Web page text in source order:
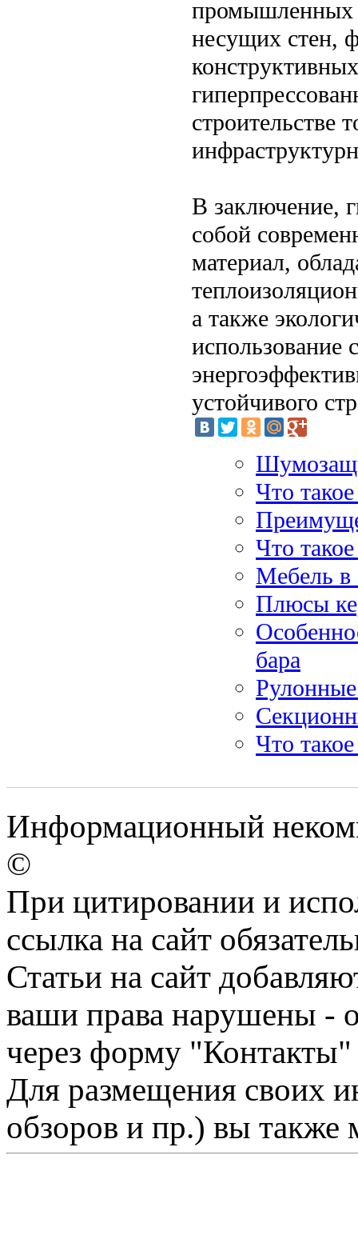
промышленных
несущих стен,
строительстве
В заключение,
собой
материал,
а также
использование
устойчивого
Что
Что
Мебель в
Плюсы
бара
Что
Информационный
©
При цитировании и
ссылка на сайт
Статьи на сайт
ваши права нарушены -
через форму "Контакты"
Для размещения своих
обзоров и пр.) вы также